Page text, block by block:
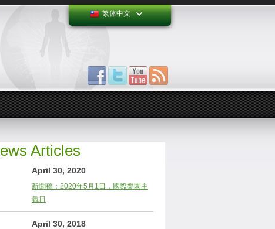
繁体中文
Articles
April 30, 2020
新聞稿：2020年5月1日，國際樂園主
義日
April 30, 2018